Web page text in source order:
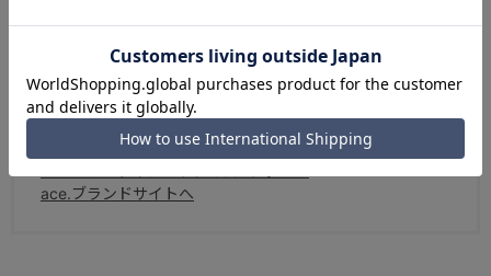
する最適なカタチを提供する。」をコンセプトに、 トラベ
ルからカジュアル、ビジネスまで幅広いアイテムを扱うバ
ッグ＆ラゲージブランドです。
ace.ブランドサイトへ